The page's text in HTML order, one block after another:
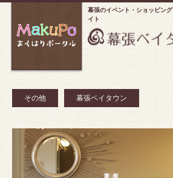
幕張のイベント・ショッピング
イト
その他 幕張ベイタウン